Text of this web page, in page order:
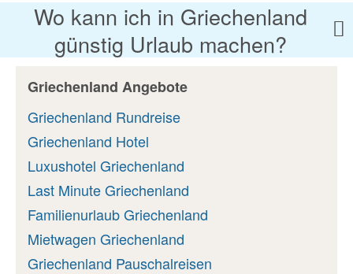
Wo kann ich in Griechenland
günstig Urlaub machen?
Griechenland Angebote
Griechenland Rundreise
Griechenland Hotel
Luxushotel Griechenland
Last Minute Griechenland
Familienurlaub Griechenland
Mietwagen Griechenland
Griechenland Pauschalreisen